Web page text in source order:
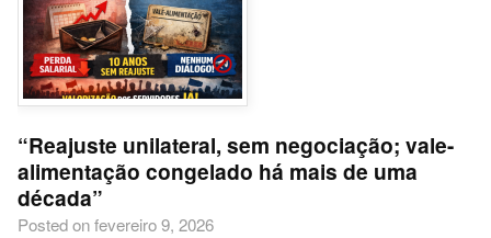
“Reajuste unilateral, sem negociação; vale-
alimentação congelado há mais de uma
década”
Posted on fevereiro 9, 2026